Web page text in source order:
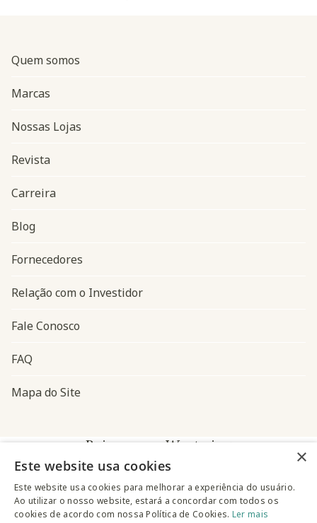
Navegação do rodapé
Quem somos
Marcas
Nossas Lojas
Revista
Carreira
Blog
Fornecedores
Relação com o Investidor
Fale Conosco
FAQ
Mapa do Site
Baixe o app Westwing
×
Este website usa cookies
Este website usa cookies para melhorar a experiência do usuário.
Ao utilizar o nosso website, estará a concordar com todos os
cookies de acordo com nossa Política de Cookies. Ler mais